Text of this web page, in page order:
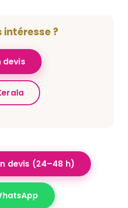
intéresse ?
devis
devis (24–48 h)